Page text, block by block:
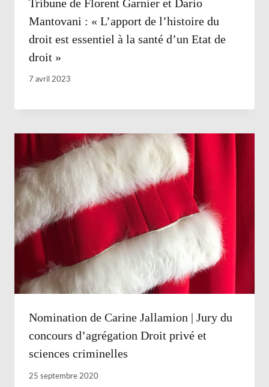
Tribune de Florent Garnier et Dario
Mantovani : « L’apport de l’histoire du
droit est essentiel à la santé d’un Etat de
droit »
7 avril 2023
Nomination de Carine Jallamion | Jury du
concours d’agrégation Droit privé et
sciences criminelles
25 septembre 2020